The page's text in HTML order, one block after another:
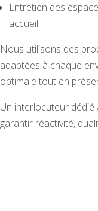
Entretien des
accueil
Nous utilisons des
adaptées à chaque
optimale tout en
Un interlocuteur
garantir réactivité,